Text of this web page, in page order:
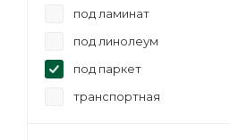
под ламинат
под линолеум
под паркет
транспортная